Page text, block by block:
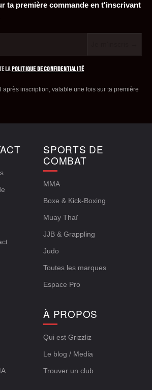
ta première commande en t'inscrivant
LAPOLITIQUE DE CONFIDENTIALITÉ
inscription, valable une fois sur ta première
SPORTS DE
COMBAT
MMA
Boxe & Kick-Boxing
Muay Thaï
JJB & Grappling
Judo
Toutes les marques
Espace Pro
À PROPOS
Qui est Grizzliz
Le blog / Media
Trouver un club